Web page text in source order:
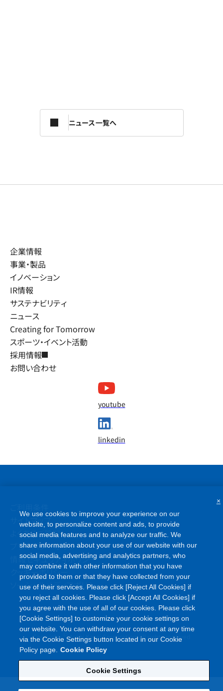
ニュース一覧へ
企業情報
事業・製品
イノベーション
IR情報
サステナビリティ
ニュース
Creating for Tomorrow
スポーツ・イベント活動
採用情報
お問い合わせ
youtube
linkedin
サイトマップ
よくあるご質問
プライバシーポリシー
情報セキュリティポリシー
クッキーポリシー
ソーシャルメディアポリシー
Copyright©Asahi Kasei Corporation. All rights reserved
We use cookies to improve your experience on our
website, to personalize content and ads, to provide
social media features and to analyze our traffic. We
share information about your use of our website with our
social media, advertising and analytics partners, who
may combine it with other information that you have
provided to them or that they have collected from your
use of their services. Please click [Reject All Cookies] if
you reject all cookies. Please click [Accept All Cookies] if
you agree with the use of all of our cookies. Please click
[Cookie Settings] to customize your cookie settings on
our website. You can withdraw your consent at any time
via the Cookie Settings button located in our Cookie
Policy page. Cookie Policy
Cookie Settings
×